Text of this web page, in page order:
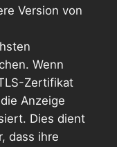
Version von
Wenn
Zertifikat
Anzeige
Dies dient
dass ihre